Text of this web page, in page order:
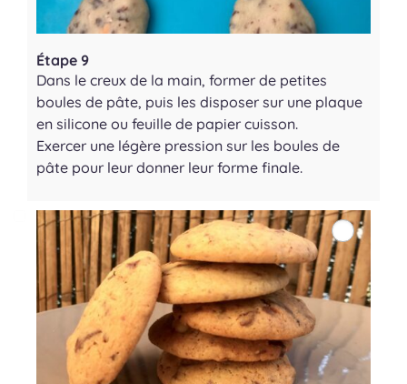
Étape 9
Dans le creux de la main, former de petites
boules de pâte, puis les disposer sur une plaque
en silicone ou feuille de papier cuisson.
Exercer une légère pression sur les boules de
pâte pour leur donner leur forme finale.